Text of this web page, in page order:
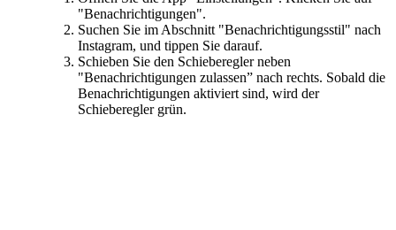
"Benachrichtigungen".
Suchen Sie im Abschnitt "Benachrichtigungsstil" nach
Instagram, und tippen Sie darauf.
Schieben Sie den Schieberegler neben
"Benachrichtigungen zulassen” nach rechts. Sobald die
Benachrichtigungen aktiviert sind, wird der
Schieberegler grün.